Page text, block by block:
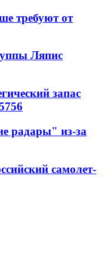
требуют от
Ляпис
запас
радары" из-за
самолет-